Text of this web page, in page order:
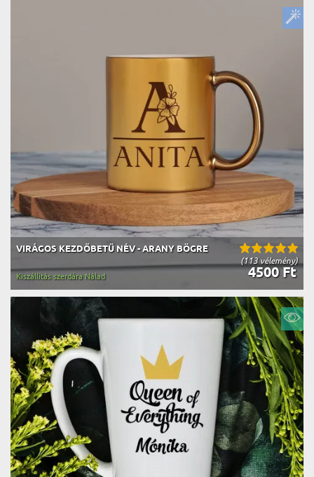
(113 vélemény)
VIRÁGOS KEZDŐBETŰ NÉV - ARANY BÖGRE
4500 Ft
Kiszállítás szerdára Nálad